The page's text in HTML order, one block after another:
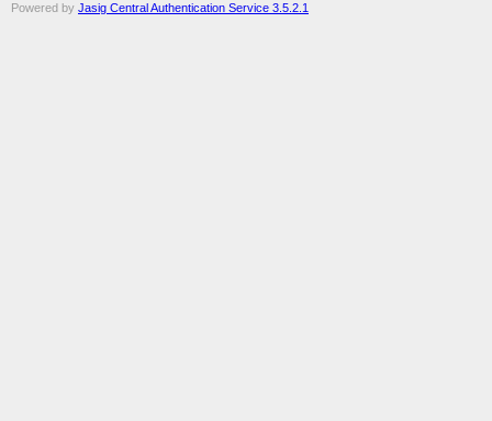
Powered by Jasig Central Authentication Service 3.5.2.1